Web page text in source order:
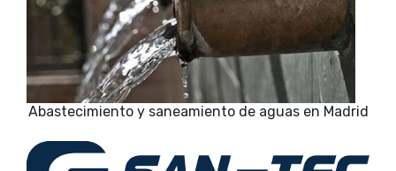
Abastecimiento y saneamiento de aguas en Madrid